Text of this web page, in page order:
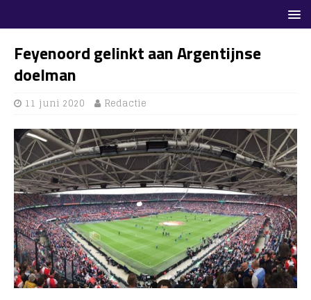
Feyenoord gelinkt aan Argentijnse
doelman
11 juni 2020 Redactie